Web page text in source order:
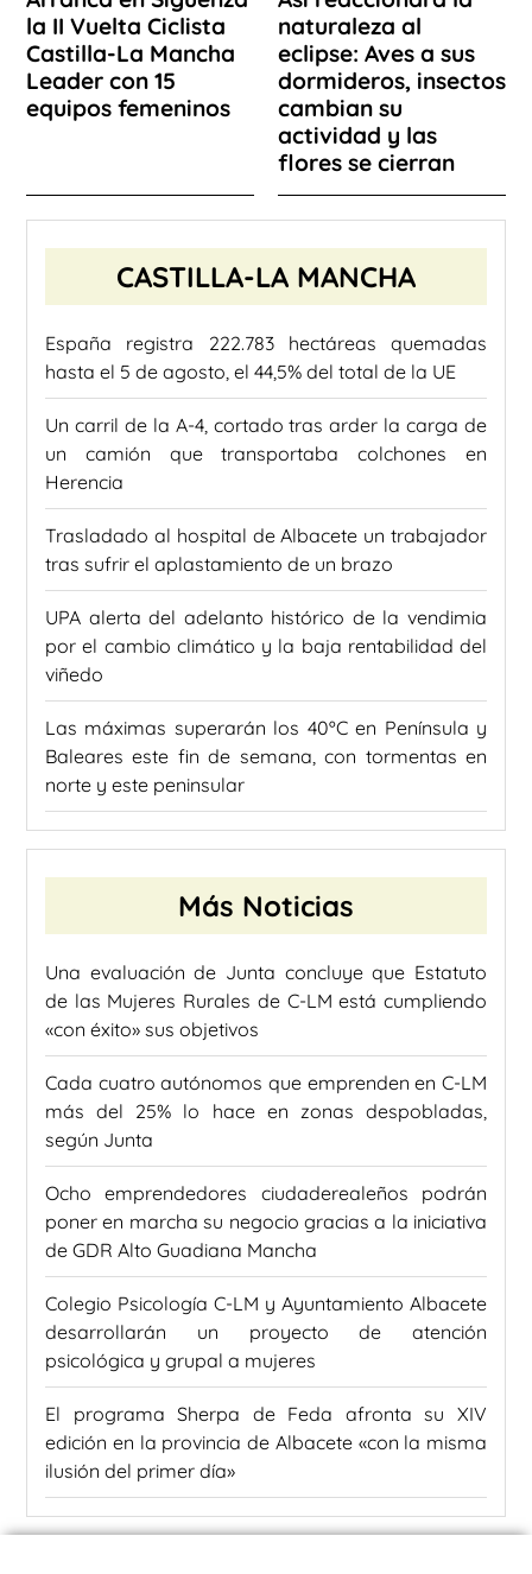
la II Vuelta Ciclista
Castilla-La Mancha
Leader con 15
equipos femeninos
naturaleza al
eclipse: Aves a sus
dormideros, insectos
cambian su
actividad y las
flores se cierran
CASTILLA-LA MANCHA
España registra 222.783 hectáreas quemadas
hasta el 5 de agosto, el 44,5% del total de la UE
Un carril de la A-4, cortado tras arder la carga de
un camión que transportaba colchones en
Herencia
Trasladado al hospital de Albacete un trabajador
tras sufrir el aplastamiento de un brazo
UPA alerta del adelanto histórico de la vendimia
por el cambio climático y la baja rentabilidad del
viñedo
Las máximas superarán los 40ºC en Península y
Baleares este fin de semana, con tormentas en
norte y este peninsular
Más Noticias
Una evaluación de Junta concluye que Estatuto
de las Mujeres Rurales de C-LM está cumpliendo
«con éxito» sus objetivos
Cada cuatro autónomos que emprenden en C-LM
más del 25% lo hace en zonas despobladas,
según Junta
Ocho emprendedores ciudaderealeños podrán
poner en marcha su negocio gracias a la iniciativa
de GDR Alto Guadiana Mancha
Colegio Psicología C-LM y Ayuntamiento Albacete
desarrollarán un proyecto de atención
psicológica y grupal a mujeres
El programa Sherpa de Feda afronta su XIV
edición en la provincia de Albacete «con la misma
ilusión del primer día»